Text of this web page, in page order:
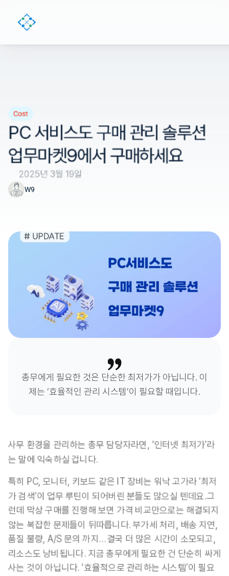
Cost
PC 서비스도 구매 관리 솔루션
업무마켓9에서 구매하세요
2025년 3월 19일
W9
총무에게 필요한 것은 단순한 최저가가 아닙니다. 이
제는 ‘효율적인 관리 시스템’이 필요할 때입니다.
사무 환경을 관리하는 총무 담당자라면, ‘인터넷 최저가’라
는 말에 익숙하실 겁니다.
특히 PC, 모니터, 키보드 같은 IT 장비는 워낙 고가라 ‘최저
가 검색’이 업무 루틴이 되어버린 분들도 많으실 텐데요.그
런데 막상 구매를 진행해 보면 가격 비교만으로는 해결되지
않는 복잡한 문제들이 뒤따릅니다. 부가세 처리, 배송 지연,
품질 불량, A/S 문의 까지… 결국 더 많은 시간이 소모되고,
리소스도 낭비됩니다. 지금 총무에게 필요한 건 단순히 싸게
사는 것이 아닙니다. ‘효율적으로 관리하는 시스템’이 필요